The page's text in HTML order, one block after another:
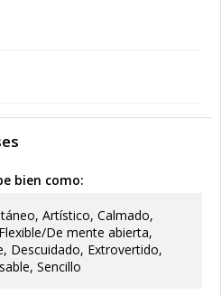
bien como:
Artístico, Calmado,
De mente abierta,
Descuidado, Extrovertido,
Sencillo